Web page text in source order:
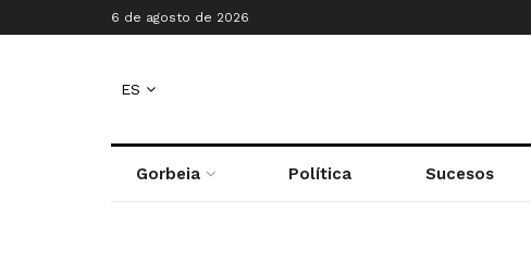
6 de agosto de 2026
ES
Gorbeia Política Sucesos